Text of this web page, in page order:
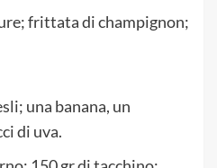
frittata di champignon;
una banana, un
di uva.